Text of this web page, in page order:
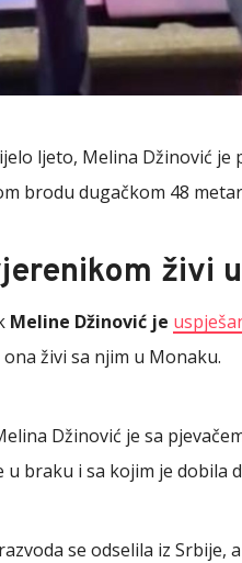
ljeto, Melina Džinović
brodu dugačkom 48
živi
Meline Džinović je
živi sa njim u Monaku.
Džinović je sa
u braku i sa kojim je dobila
se odselila iz Srbije,